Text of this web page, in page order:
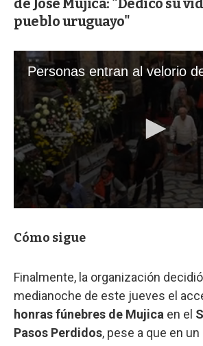
de José Mujica: "Dedicó su
pueblo uruguayo"
Cómo sigue
Finalmente, la organización
medianoche de este jueves el
honras fúnebres de Mujica en el
Pasos Perdidos, pese a que en